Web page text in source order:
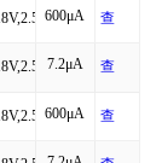
细
详
细
看
详
细
600μA 查
看
详
7.2μA 查
看
600μA 查